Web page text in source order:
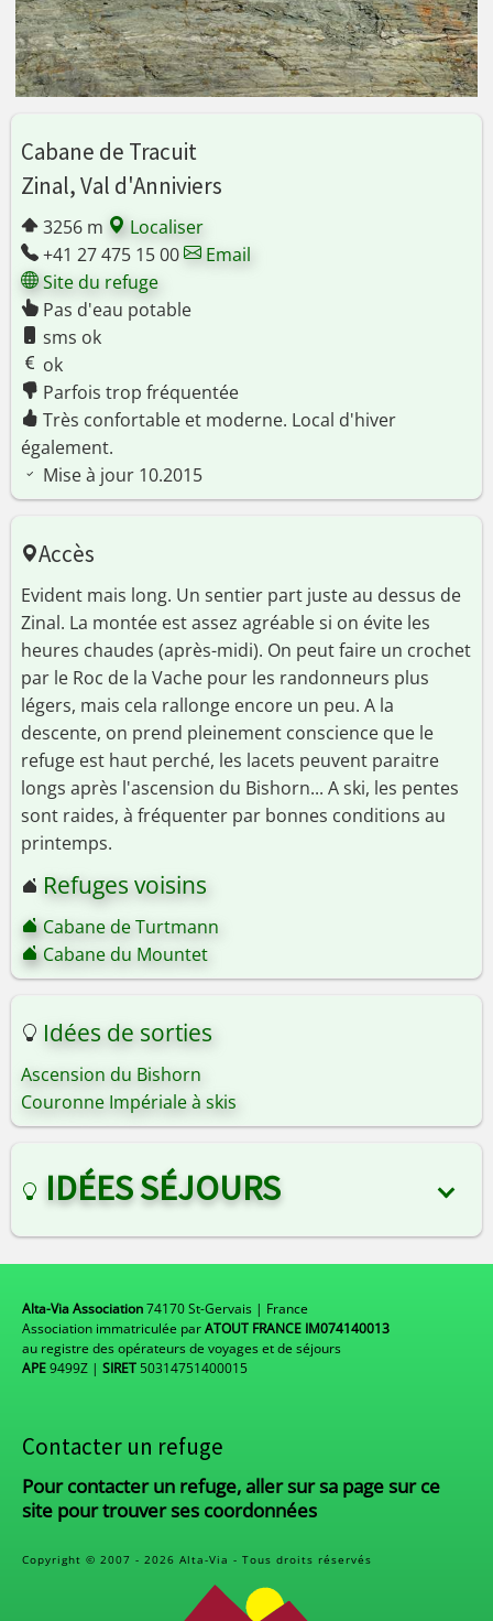
Cabane de Tracuit
Zinal, Val d'Anniviers
3256 m
Localiser
+41 27 475 15 00
Email
Site du refuge
Pas d'eau potable
sms ok
ok
Parfois trop fréquentée
Très confortable et moderne. Local d'hiver
également.
Mise à jour 10.2015
Accès
Evident mais long. Un sentier part juste au dessus de
Zinal. La montée est assez agréable si on évite les
heures chaudes (après-midi). On peut faire un crochet
par le Roc de la Vache pour les randonneurs plus
légers, mais cela rallonge encore un peu. A la
descente, on prend pleinement conscience que le
refuge est haut perché, les lacets peuvent paraitre
longs après l'ascension du Bishorn... A ski, les pentes
sont raides, à fréquenter par bonnes conditions au
printemps.
Refuges voisins
Cabane de Turtmann
Cabane du Mountet
Idées de sorties
Ascension du Bishorn
Couronne Impériale à skis
IDÉES SÉJOURS
Alta-Via Association74170 St-Gervais | France
Association immatriculée parATOUT FRANCE IM074140013
au registre des opérateurs de voyages et de séjours
APE9499Z | SIRET50314751400015
Contacter un refuge
Pour contacter un refuge, aller sur sa page sur ce
site pour trouver ses coordonnées
Copyright © 2007 - 2026 Alta-Via - Tous droits réservés